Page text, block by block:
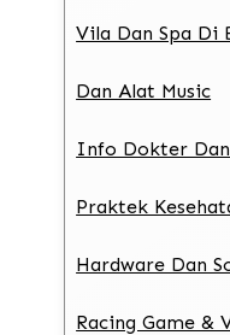
Vila Dan Spa Di
Dan Alat Music
Info Dokter
Praktek
Hardware Dan
Racing Game &